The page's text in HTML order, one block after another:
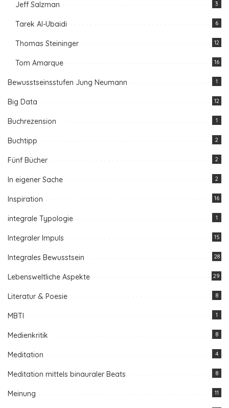
Jeff Salzman 3
Tarek Al-Ubaidi 6
Thomas Steininger 12
Tom Amarque 16
Bewusstseinsstufen Jung Neumann 1
Big Data 12
Buchrezension 1
Buchtipp 2
Fünf Bücher 2
In eigener Sache 2
Inspiration 16
integrale Typologie 1
Integraler Impuls 15
Integrales Bewusstsein 28
Lebensweltliche Aspekte 29
Literatur & Poesie 8
MBTI 1
Medienkritik 8
Meditation 4
Meditation mittels binauraler Beats 8
Meinung 11